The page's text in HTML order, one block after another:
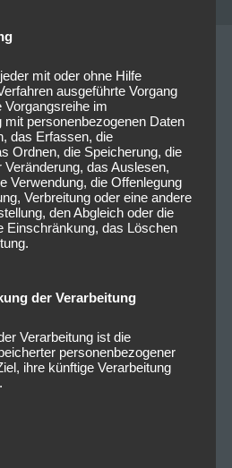
mit oder ohne Hilfe
ausgeführte Vorgang
Vorgangsreihe im
personenbezogenen Daten
das Erfassen, die
Ordnen, die Speicherung, die
das Auslesen,
Verwendung, die Offenlegung
Verbreitung oder eine andere
den Abgleich oder die
Einschränkung, das Löschen
der Verarbeitung
Verarbeitung ist die
personenbezogener
ihre künftige Verarbeitung